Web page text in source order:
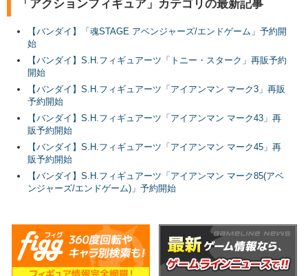
「アクションフィギュア」カテゴリの最新記事
【バンダイ】「魂STAGE アベンジャーズ/エンドゲーム」予約開
始
【バンダイ】S.H.フィギュアーツ「トニー・スターク」再販予約
開始
【バンダイ】S.H.フィギュアーツ「アイアンマン マーク3」再販
予約開始
【バンダイ】S.H.フィギュアーツ「アイアンマン マーク43」再
販予約開始
【バンダイ】S.H.フィギュアーツ「アイアンマン マーク45」再
販予約開始
【バンダイ】S.H.フィギュアーツ「アイアンマン マーク85(アベ
ンジャーズ/エンドゲーム)」予約開始